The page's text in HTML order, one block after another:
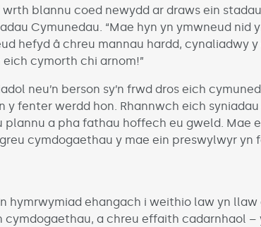
blannu coed newydd ar draws ein
Cymunedau. “Mae hyn yn ymwneud nid
hefyd â chreu mannau hardd, cynaliadwy
cymorth chi arnom!”
neu’n berson sy’n frwd dros eich
y fenter werdd hon. Rhannwch eich
plannu a pha fathau hoffech eu gweld. Mae
cymdogaethau y mae ein preswylwyr yn
hymrwymiad ehangach i weithio law yn llaw
cymdogaethau, a chreu effaith cadarnhaol –